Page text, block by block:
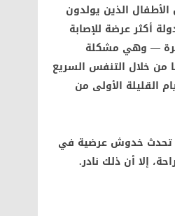
الذين يولدون
أكثر عرضة للإصابة
— وهي مشكلة
من خلال التنفس السريع
القليلة الأولى من
تحدث خدوش عرضية في
إلا أن ذلك نادر.